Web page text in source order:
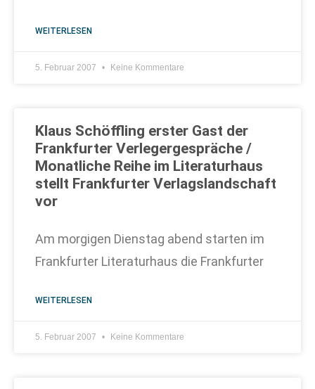
WEITERLESEN
5. Februar 2007 Keine Kommentare
Klaus Schöffling erster Gast der
Frankfurter Verlegergespräche /
Monatliche Reihe im Literaturhaus
stellt Frankfurter Verlagslandschaft
vor
Am morgigen Dienstag abend starten im
Frankfurter Literaturhaus die Frankfurter
WEITERLESEN
5. Februar 2007 Keine Kommentare